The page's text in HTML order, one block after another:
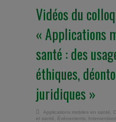
Vidéos du
« Applications
santé : des
éthiques,
juridiques »
Applications mobiles en santé,
et santé, Événements,